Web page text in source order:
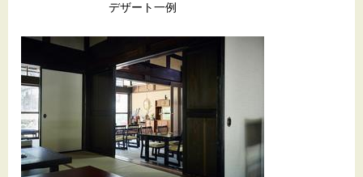
デザート一例